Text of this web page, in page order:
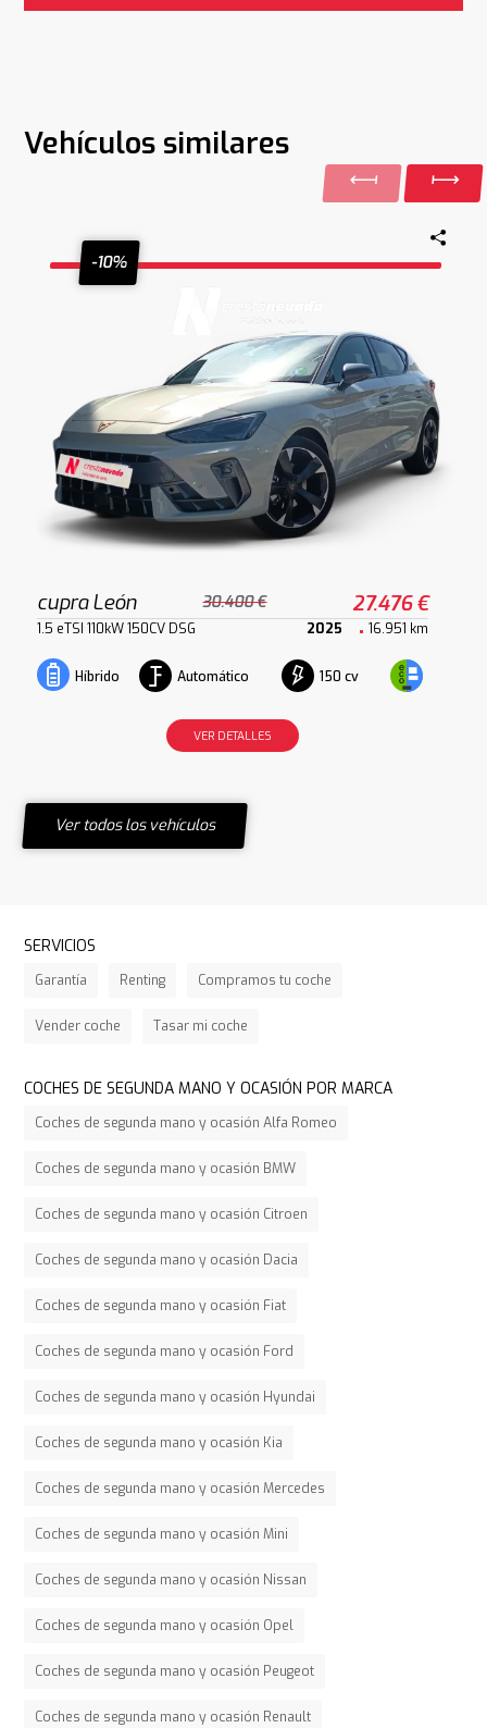
Vehículos similares
-10%
cupra León 30.400 € 27.476 €
1.5 eTSI 110kW 150CV DSG 2025 16.951 km
Híbrido Automático 150 cv
VER DETALLES
Ver todos los vehículos
SERVICIOS
Garantía Renting Compramos tu coche
Vender coche Tasar mi coche
COCHES DE SEGUNDA MANO Y OCASIÓN POR MARCA
Coches de segunda mano y ocasión Alfa Romeo
Coches de segunda mano y ocasión BMW
Coches de segunda mano y ocasión Citroen
Coches de segunda mano y ocasión Dacia
Coches de segunda mano y ocasión Fiat
Coches de segunda mano y ocasión Ford
Coches de segunda mano y ocasión Hyundai
Coches de segunda mano y ocasión Kia
Coches de segunda mano y ocasión Mercedes
Coches de segunda mano y ocasión Mini
Coches de segunda mano y ocasión Nissan
Coches de segunda mano y ocasión Opel
Coches de segunda mano y ocasión Peugeot
Coches de segunda mano y ocasión Renault